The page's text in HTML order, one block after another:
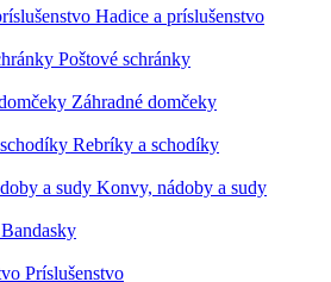
Hadice a príslušenstvo
Poštové schránky
Záhradné domčeky
Rebríky a schodíky
Konvy, nádoby a sudy
Bandasky
Príslušenstvo